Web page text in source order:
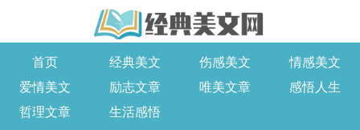
首页 经典美文 伤感美文
情感美文
爱情美文
励志文章 唯美文章
感悟人生
哲理文章
生活感悟